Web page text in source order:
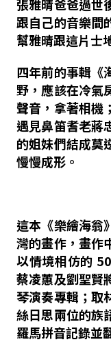
張雅晴爸爸過世
跟自己的音樂間
幫雅晴跟這片士
四年前的事輯《
野，應該在冷氣
聲音，拿著相機
遇見鼻笛耆老蔣
的姐妹們結成莫
慢慢成形。
這本《樂繪海翁
灣的畫作，畫作
以情境相仿的
蔡凌蕙及劉聖賢
琴演奏專輯；取
絲日思兩位的族
羅馬拼音記錄並